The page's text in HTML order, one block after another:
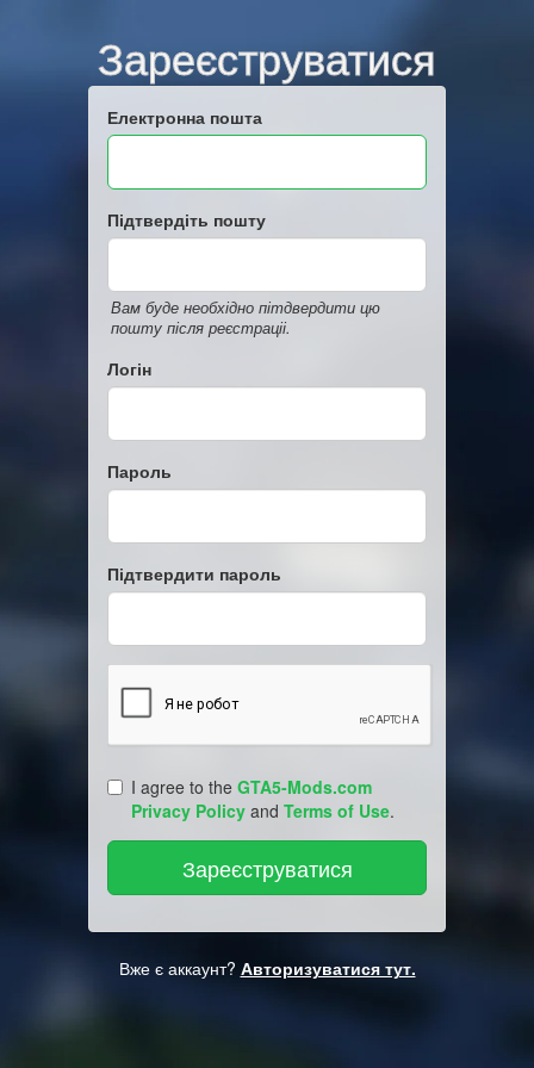
Зареєструватися
Електронна пошта
Підтвердіть пошту
Вам буде необхідно пітдвердити цю
пошту після реєстраціі.
Логін
Пароль
Підтвердити пароль
I agree to the GTA5-Mods.com
Privacy Policy and Terms of Use.
Вже є аккаунт? Авторизуватися тут.